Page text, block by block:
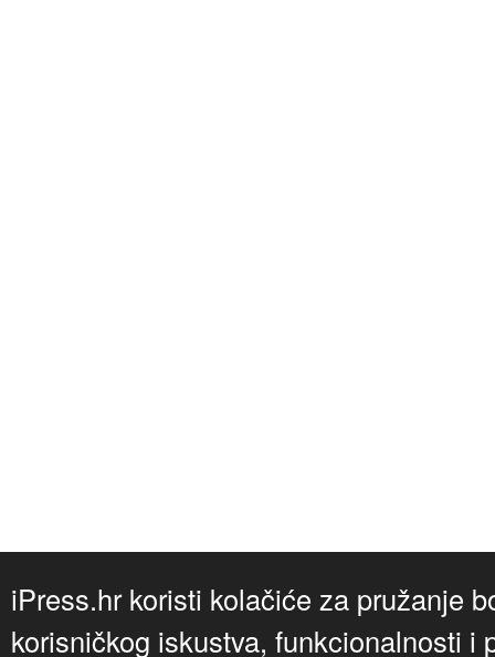
iPress.hr koristi kolačiće za pružanje
korisničkog iskustva, funkcionalnosti i